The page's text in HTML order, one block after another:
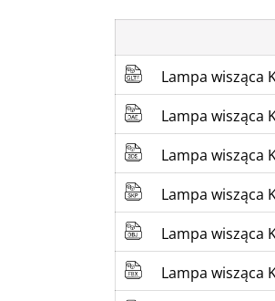
Lampa wisząca
Lampa wisząca
Lampa wisząca
Lampa wisząca
Lampa wisząca
Lampa wisząca